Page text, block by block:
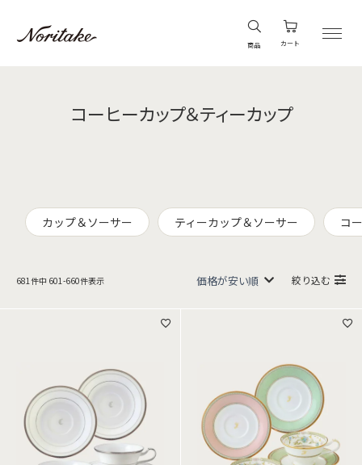
商品 カート
コーヒーカップ＆ティーカップ
カップ＆ソーサー ティーカップ＆ソーサー コ
681 件中 601 -660件表示 絞り込む